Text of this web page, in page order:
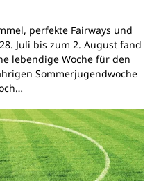
perfekte Fairways und
Juli bis zum 2. August fand
lebendige Woche für den
Sommerjugendwoche